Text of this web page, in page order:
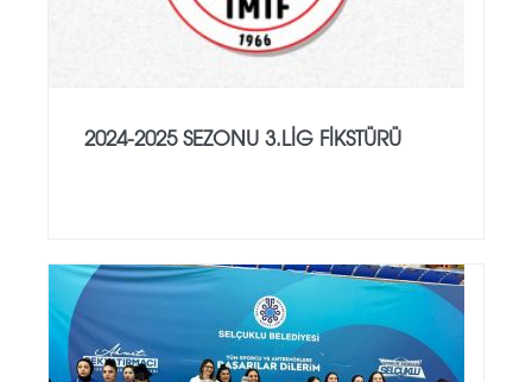
2024-2025 SEZONU 3.LİG FİKSTÜRÜ